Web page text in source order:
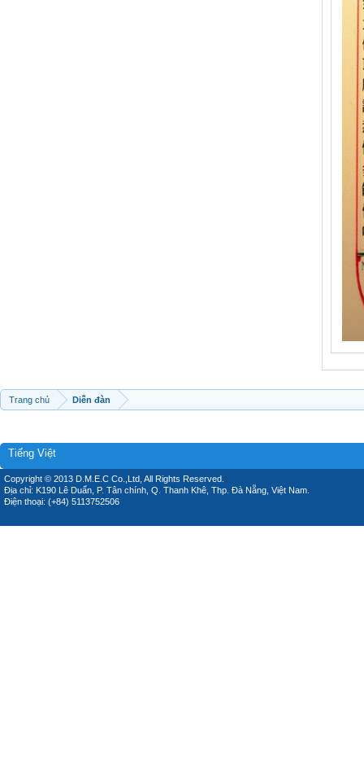
Trang chủ Diễn đàn
Tiếng Việt
Copyright © 2013 D.M.E.C Co.,Ltd, All Rights Reserved.
Địa chỉ: K190 Lê Duẩn, P. Tân chính, Q. Thanh Khê, Thp. Đà Nẵng, Việt Nam.
Điện thoại: (+84) 5113752506